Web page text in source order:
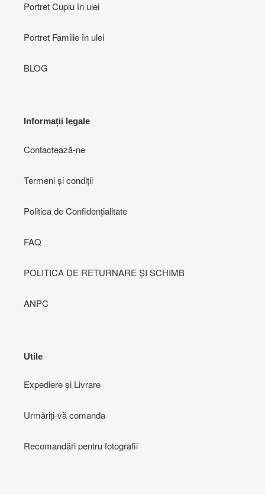
Portret Cuplu în ulei
Portret Familie în ulei
BLOG
Informații legale
Contactează-ne
Termeni și condiții
Politica de Confidențialitate
FAQ
POLITICA DE RETURNARE ȘI SCHIMB
ANPC
Utile
Expediere și Livrare
Urmăriți-vă comanda
Recomandări pentru fotografii